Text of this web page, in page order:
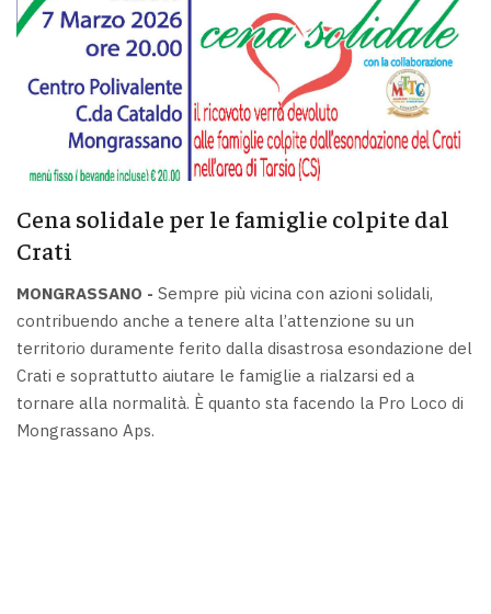
Cena solidale per le famiglie colpite dal
Crati
MONGRASSANO - Sempre più vicina con azioni solidali,
contribuendo anche a tenere alta l’attenzione su un
territorio duramente ferito dalla disastrosa esondazione del
Crati e soprattutto aiutare le famiglie a rialzarsi ed a
tornare alla normalità. È quanto sta facendo la Pro Loco di
Mongrassano Aps.